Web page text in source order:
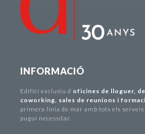
INFORMACIÓ
Edifici exclusiu d ’oficines de lloguer,
coworking, sales de reunions i
primera línia de mar amb tots els serveis
pugui necessitar.